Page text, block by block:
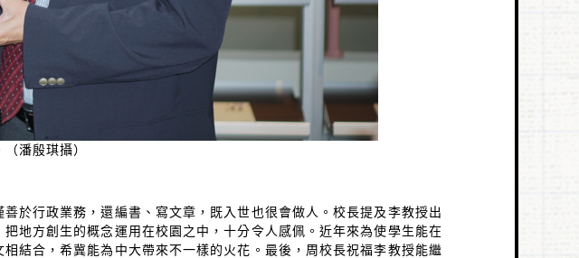
潘殷琪攝）
於行政業務，還編書、寫文章，既入世也很會做人。校長提及李教授出
地方創生的概念運用在校園之中，十分令人感佩。近年來為使學生能在
結合，希冀能為中大帶來不一樣的火花。最後，周校長祝福李教授能繼